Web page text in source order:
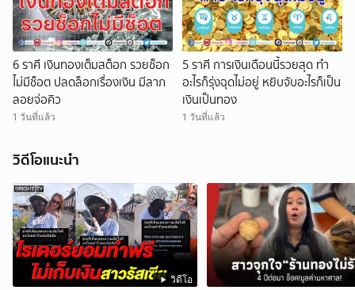
6 ราศี เงินทองเต็มสต็อก รวยช็อก
ไม่มีช็อต ปลดล็อกเรื่องเงิน มีลาภ
ลอยจ่อคิว
1 วันที่แล้ว
5 ราศี การเงินเดือนนี้รวยสุด ทำ
อะไรก็รุ่งฉุดไม่อยู่ หยิบจับอะไรก็เป็น
เงินเป็นทอง
1 วันที่แล้ว
วิดีโอแนะนำ
วิดีโอ